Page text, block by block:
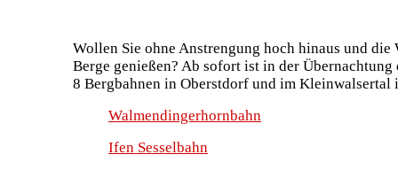
Wollen Sie ohne Anstrengung hoch hinaus und die
Berge genießen? Ab sofort ist in der Übernachtung
8 Bergbahnen in Oberstdorf und im Kleinwalsertal
Walmendingerhornbahn
Ifen Sesselbahn